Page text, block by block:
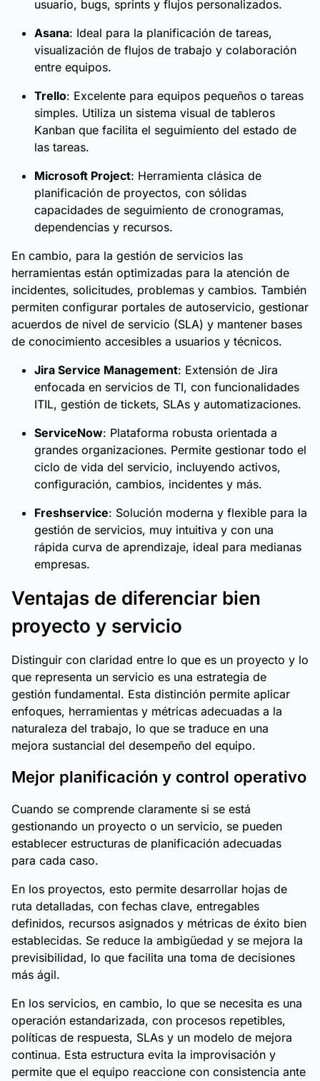
usuario, bugs, sprints y flujos personalizados.
Asana: Ideal para la planificación de tareas,
visualización de flujos de trabajo y colaboración
entre equipos.
Trello: Excelente para equipos pequeños o tareas
simples. Utiliza un sistema visual de tableros
Kanban que facilita el seguimiento del estado de
las tareas.
Microsoft Project: Herramienta clásica de
planificación de proyectos, con sólidas
capacidades de seguimiento de cronogramas,
dependencias y recursos.
En cambio, para la gestión de servicios las
herramientas están optimizadas para la atención de
incidentes, solicitudes, problemas y cambios. También
permiten configurar portales de autoservicio, gestionar
acuerdos de nivel de servicio (SLA) y mantener bases
de conocimiento accesibles a usuarios y técnicos.
Jira Service Management: Extensión de Jira
enfocada en servicios de TI, con funcionalidades
ITIL, gestión de tickets, SLAs y automatizaciones.
ServiceNow: Plataforma robusta orientada a
grandes organizaciones. Permite gestionar todo el
ciclo de vida del servicio, incluyendo activos,
configuración, cambios, incidentes y más.
Freshservice: Solución moderna y flexible para la
gestión de servicios, muy intuitiva y con una
rápida curva de aprendizaje, ideal para medianas
empresas.
Ventajas de diferenciar bien
proyecto y servicio
Distinguir con claridad entre lo que es un proyecto y lo
que representa un servicio es una estrategia de
gestión fundamental. Esta distinción permite aplicar
enfoques, herramientas y métricas adecuadas a la
naturaleza del trabajo, lo que se traduce en una
mejora sustancial del desempeño del equipo.
Mejor planificación y control operativo
Cuando se comprende claramente si se está
gestionando un proyecto o un servicio, se pueden
establecer estructuras de planificación adecuadas
para cada caso.
En los proyectos, esto permite desarrollar hojas de
ruta detalladas, con fechas clave, entregables
definidos, recursos asignados y métricas de éxito bien
establecidas. Se reduce la ambigüedad y se mejora la
previsibilidad, lo que facilita una toma de decisiones
más ágil.
En los servicios, en cambio, lo que se necesita es una
operación estandarizada, con procesos repetibles,
políticas de respuesta, SLAs y un modelo de mejora
continua. Esta estructura evita la improvisación y
permite que el equipo reaccione con consistencia ante